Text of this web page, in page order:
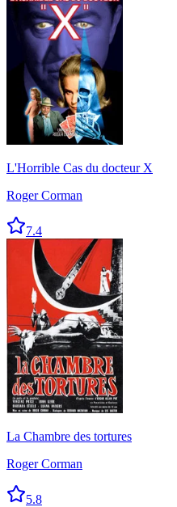
L'Horrible Cas du docteur X
Roger Corman
7.4
La Chambre des tortures
Roger Corman
5.8